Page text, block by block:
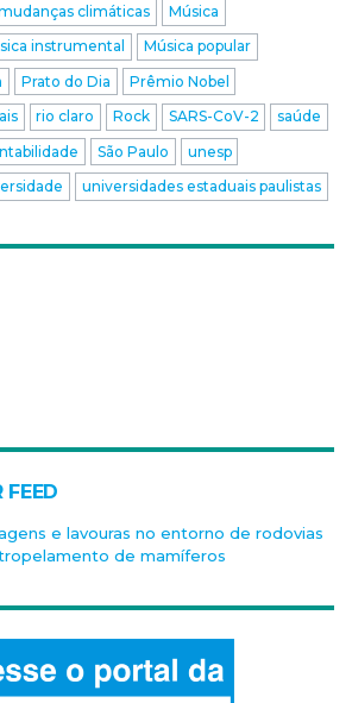
climáticas
Música
instrumental
Música popular
Prato do Dia
Prêmio Nobel
rio claro Rock SARS-CoV-2
saúde
São Paulo
unesp
universidades estaduais paulistas
FEED
e lavouras no entorno de rodovias
de mamíferos